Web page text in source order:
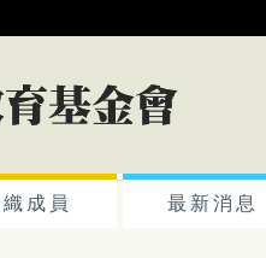
成員 最新消息